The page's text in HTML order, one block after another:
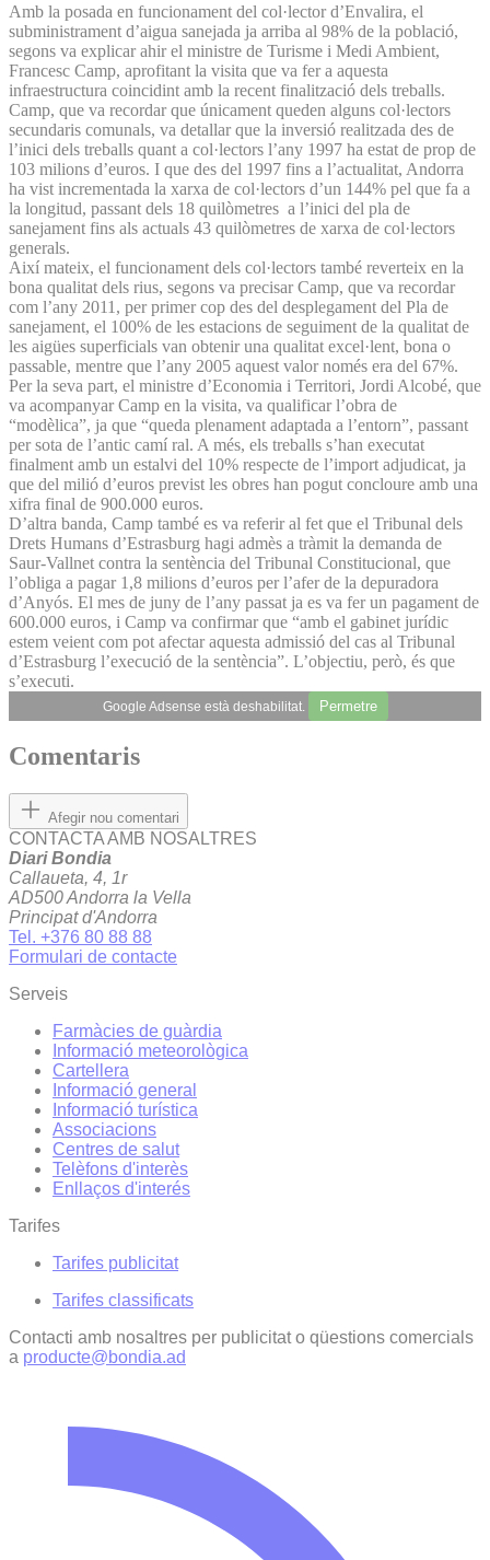
Amb la posada en funcionament del col·lector d’Envalira, el
subministrament d’aigua sanejada ja arriba al 98% de la població,
segons va explicar ahir el ministre de Turisme i Medi Ambient,
Francesc Camp, aprofitant la visita que va fer a aquesta
infraestructura coincidint amb la recent finalització dels treballs.
Camp, que va recordar que únicament queden alguns col·lectors
secundaris comunals, va detallar que la inversió realitzada des de
l’inici dels treballs quant a col·lectors l’any 1997 ha estat de prop de
103 milions d’euros. I que des del 1997 fins a l’actualitat, Andorra
ha vist incrementada la xarxa de col·lectors d’un 144% pel que fa a
la longitud, passant dels 18 quilòmetres a l’inici del pla de
sanejament fins als actuals 43 quilòmetres de xarxa de col·lectors
generals.
Així mateix, el funcionament dels col·lectors també reverteix en la
bona qualitat dels rius, segons va precisar Camp, que va recordar
com l’any 2011, per primer cop des del desplegament del Pla de
sanejament, el 100% de les estacions de seguiment de la qualitat de
les aigües superficials van obtenir una qualitat excel·lent, bona o
passable, mentre que l’any 2005 aquest valor només era del 67%.
Per la seva part, el ministre d’Economia i Territori, Jordi Alcobé, que
va acompanyar Camp en la visita, va qualificar l’obra de
“modèlica”, ja que “queda plenament adaptada a l’entorn”, passant
per sota de l’antic camí ral. A més, els treballs s’han executat
finalment amb un estalvi del 10% respecte de l’import adjudicat, ja
que del milió d’euros previst les obres han pogut concloure amb una
xifra final de 900.000 euros.
D’altra banda, Camp també es va referir al fet que el Tribunal dels
Drets Humans d’Estrasburg hagi admès a tràmit la demanda de
Saur-Vallnet contra la sentència del Tribunal Constitucional, que
l’obliga a pagar 1,8 milions d’euros per l’afer de la depuradora
d’Anyós. El mes de juny de l’any passat ja es va fer un pagament de
600.000 euros, i Camp va confirmar que “amb el gabinet jurídic
estem veient com pot afectar aquesta admissió del cas al Tribunal
d’Estrasburg l’execució de la sentència”. L’objectiu, però, és que
s’executi.
Google Adsense està deshabilitat. Permetre
Comentaris
Afegir nou comentari
CONTACTA AMB NOSALTRES
Diari Bondia
Callaueta, 4, 1r
AD500 Andorra la Vella
Principat d'Andorra
Tel. +376 80 88 88
Formulari de contacte
Serveis
Farmàcies de guàrdia
Informació meteorològica
Cartellera
Informació general
Informació turística
Associacions
Centres de salut
Telèfons d'interès
Enllaços d'interés
Tarifes
Tarifes publicitat
Tarifes classificats
Contacti amb nosaltres per publicitat o qüestions comercials
a producte@bondia.ad